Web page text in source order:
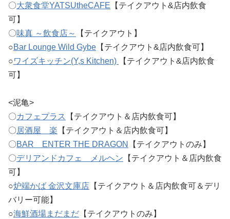
〇大衆食堂YATSUtheCAFE 【テイクアウト&店内飲食
可】
〇味真 ～飲食店～
【テイクアウト】
○Bar Lounge Wild Gybe 【テイクアウト&店内飲食可】
○ワイズキッチン(Y,s Kitchen)
【テイクアウト&店内飲食
可】
<泥亀>
〇カフェプラス
【テイクアウト＆店内飲食可】
〇居酒屋 楽 【テイクアウト＆店内飲食可】
〇BAR ENTER THE DRAGON
【テイクアウトのみ】
〇デリアンドカフェ メルヘン 【テイクアウト＆店内飲食
可】
○炉端かば 金沢文庫店 【テイクアウト＆店内飲食可＆デリ
バリー可能】
○海鮮酒場まだまだ 【テイクアウトのみ】